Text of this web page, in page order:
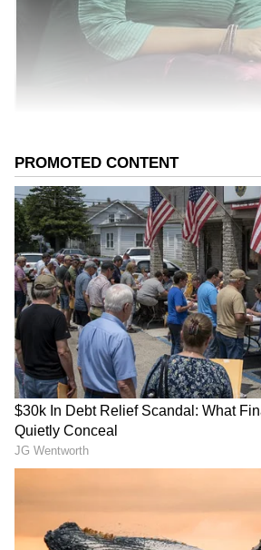
நடிகையாக வலம்வந்தவர்
கமல், விஜயகாந்த் போன்ற
நடிகர்களுக்கு ஜோடியாக
கடந்த 2002-ம் ஆண்டு
என்பவரை திருமணம்
இவர்களது திருமண
மட்டுமே நீடித்தது.
ஏசியாநெட் தமிழ்-ஐ உங்கள்
தேர்வாக்குங்கள்